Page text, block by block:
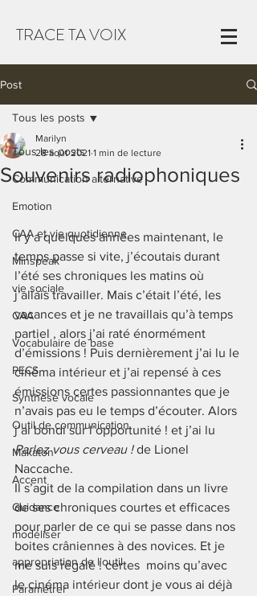
TRACE TA VOIX
Post
Tous les posts
Communication alternative
Emotion
CAA et vie quotidienne
Minspeak
vie sociale
CAA
Vocabulaire de base
PECS
Synthèse vocale
Outil de communication
Makaton
Accent
Guidance
modéliser
appropriation de l'outil
Paramétrer
Tous les posts
Souvenirs radiophoniques
Marilyn
28 août 2021 1 min de lecture
Il y a quelques années maintenant, le
temps passe si vite, j’écoutais durant
l’été ses chroniques les matins où
j’allais travailler. Mais c’était l’été, les
vacances et je ne travaillais qu’à temps
partiel , alors j’ai raté énormément
d’émissions ! Puis dernièrement j’ai lu le
cinéma intérieur et j’ai repensé à ces
émissions certes passionnantes que je
n’avais pas eu le temps d’écouter. Alors
j’ai bondi sur l’opportunité ! et j’ai lu
Parlez vous cerveau ! de Lionel
Naccache.
Il s’agit de la compilation dans un livre
de ses chroniques courtes et efficaces
pour parler de ce qui se passe dans nos
boites crâniennes à des novices. Et je
me suis régalé ! certes  moins qu’avec
le cinéma intérieur dont je vous ai déjà